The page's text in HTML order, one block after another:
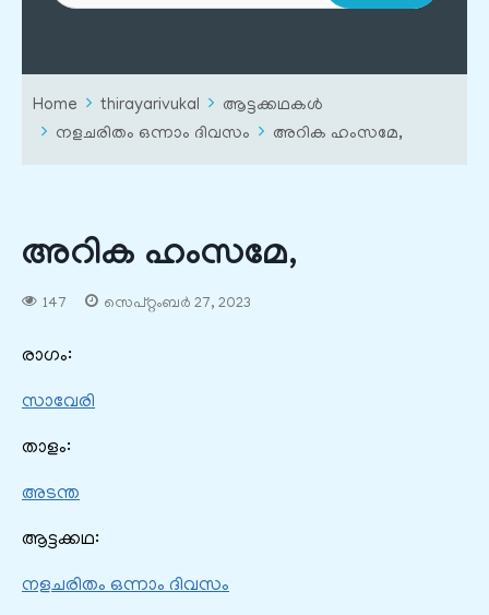
Home thirayarivukal
ആട്ടക്കഥകൾ
നളചരിതം ഒന്നാം ദിവസം
അറിക ഹംസമേ,
അറിക ഹംസമേ,
147 സെപ്റ്റംബർ 27, 2023
രാഗം:
സാവേരി
താളം:
അടന്ത
ആട്ടക്കഥ:
നളചരിതം ഒന്നാം ദിവസം